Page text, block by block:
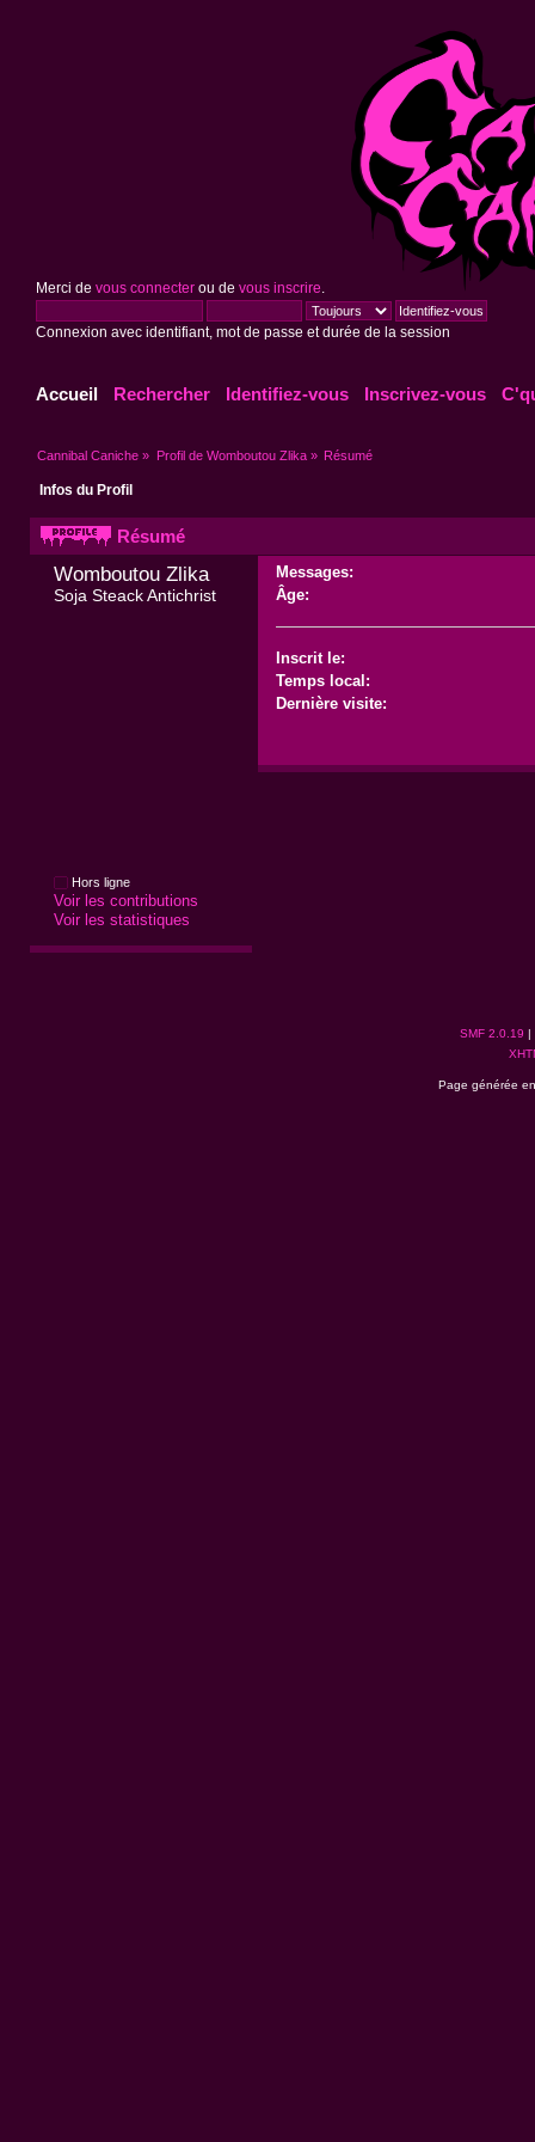
Merci de vous connecterou de vous inscrire
Connexion avec identifiant, mot de passe et durée de la session
Accueil Rechercher Identifiez-vous Inscrivez-vous
Cannibal Caniche » Profil de Womboutou Zlika» Résumé
Infos du Profil
Résumé
Womboutou Zlika
Soja Steack Antichrist
Hors ligne
Voir les contributions
Voir les statistiques
Messages:
Âge:
Inscrit le:
Temps local:
Dernière visite:
SMF 2.0.19 |
Page générée